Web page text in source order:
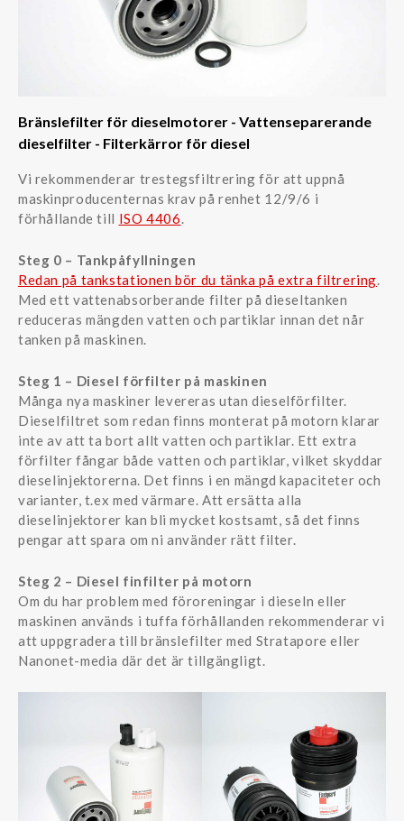
Bränslefilter för dieselmotorer - Vattenseparerande
dieselfilter - Filterkärror för diesel
Vi rekommenderar trestegsfiltrering för att uppnå
maskinproducenternas krav på renhet 12/9/6 i
förhållande till ISO 4406.
Steg 0 – Tankpåfyllningen
Redan på tankstationen bör du tänka på extra filtrering.
Med ett vattenabsorberande filter på dieseltanken
reduceras mängden vatten och partiklar innan det når
tanken på maskinen.
Steg 1 – Diesel förfilter på maskinen
Många nya maskiner levereras utan dieselförfilter.
Dieselfiltret som redan finns monterat på motorn klarar
inte av att ta bort allt vatten och partiklar. Ett extra
förfilter fångar både vatten och partiklar, vilket skyddar
dieselinjektorerna. Det finns i en mängd kapaciteter och
varianter, t.ex med värmare. Att ersätta alla
dieselinjektorer kan bli mycket kostsamt, så det finns
pengar att spara om ni använder rätt filter.
Steg 2 – Diesel finfilter på motorn
Om du har problem med föroreningar i dieseln eller
maskinen används i tuffa förhållanden rekommenderar vi
att uppgradera till bränslefilter med Stratapore eller
Nanonet-media där det är tillgängligt.